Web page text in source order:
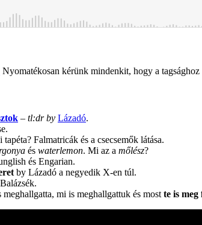
Nyomatékosan kérünk mindenkit, hogy a tagsághoz
– tl:dr by Lázadó.
Falmatricák és a csecsemők látása.
és waterlemon. Mi az a mőlész?
és Engarian.
by Lázadó a negyedik X-en túl.
meghallgatta, mi is meghallgattuk és most te is